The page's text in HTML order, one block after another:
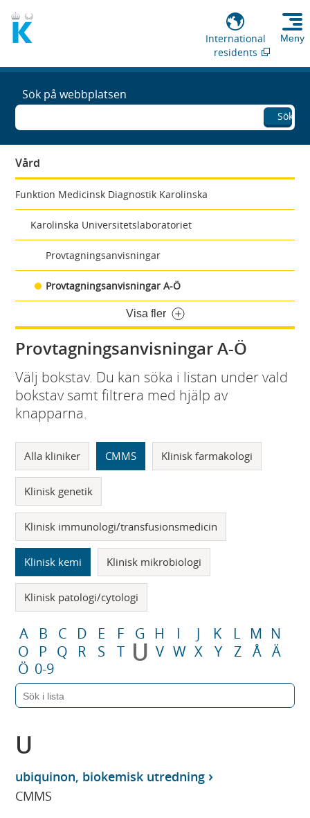
International
residents
Meny
Sök på webbplatsen
Sök
Vård
Funktion Medicinsk Diagnostik Karolinska
Karolinska Universitetslaboratoriet
Provtagningsanvisningar
Provtagningsanvisningar A-Ö
Visa fler
Provtagningsanvisningar A-Ö
Välj bokstav. Du kan söka i listan under vald
bokstav samt filtrera med hjälp av
knapparna.
Alla kliniker CMMS Klinisk farmakologi
Klinisk genetik
Klinisk immunologi/transfusionsmedicin
Klinisk kemi Klinisk mikrobiologi
Klinisk patologi/cytologi
A B C D E F G H I J K L M N
O
P Q R S T U V W X Y Z Å Ä
Ö 0-9
U
ubiquinon, biokemisk utredning
CMMS